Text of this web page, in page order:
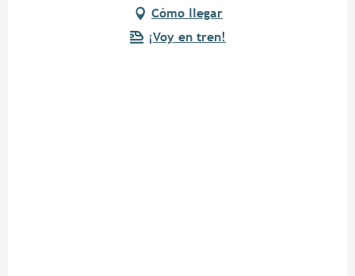
Cómo llegar
¡Voy en tren!